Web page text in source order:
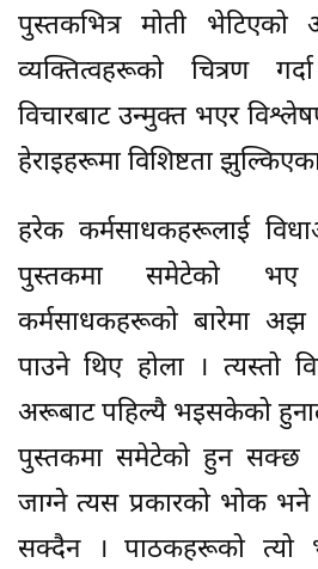
पुस्तकभित्र मोती
व्यक्तित्वहरूको चित्रण
विचारबाट उन्मुक्त भएर
हेराइहरूमा विशिष्टता
हरेक कर्मसाधकहरूलाई
पुस्तकमा समेटेको
कर्मसाधकहरूको बारेमा अझ
पाउने थिए होला । त्यस्तो
अरूबाट पहिल्यै भइसकेको
पुस्तकमा समेटेको हुन सक्छ
जाग्ने त्यस प्रकारको भोक
सक्दैन । पाठकहरूको त्यो